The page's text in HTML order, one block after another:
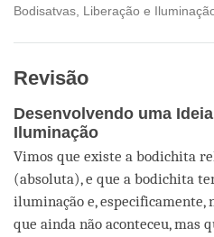
Bodisatvas, Liberação e
Revisão
Desenvolvendo uma
Iluminação
Vimos que existe a bodichita
(absoluta), e que a bodichita
iluminação e,
que ainda não aconteceu, mas